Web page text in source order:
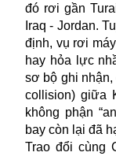
đó rơi gần
Iraq - Jordan.
định, vụ rơi
hay hỏa lực
sơ bộ ghi nhận,
collision) giữa
không phận
bay còn lại đã
Trao đổi cùng